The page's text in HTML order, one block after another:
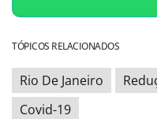
TÓPICOS RELACIONADOS
Rio De Janeiro
Covid-19